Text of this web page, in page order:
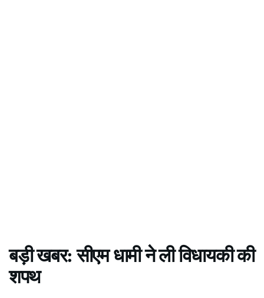
बड़ी खबर: सीएम धामी ने ली विधायकी की
शपथ